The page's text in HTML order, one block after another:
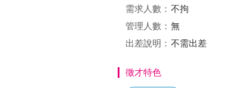
需求人數： 不拘
管理人數： 無
出差說明： 不需出差
徵才特色